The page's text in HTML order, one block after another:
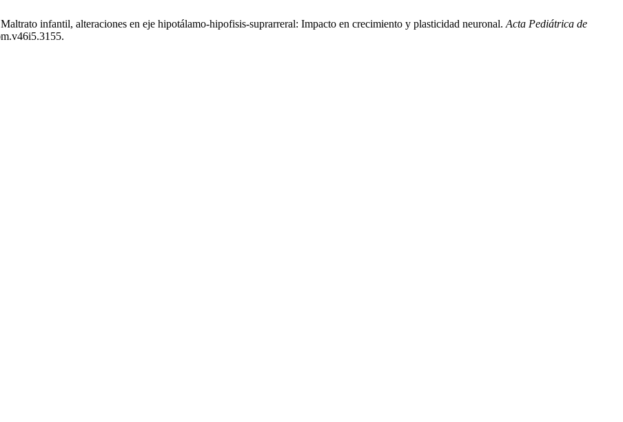
infantil, alteraciones en eje hipotálamo-hipofisis-suprarreral: Impacto en crecimiento y plasticidad neuronal. Acta Pediátrica de